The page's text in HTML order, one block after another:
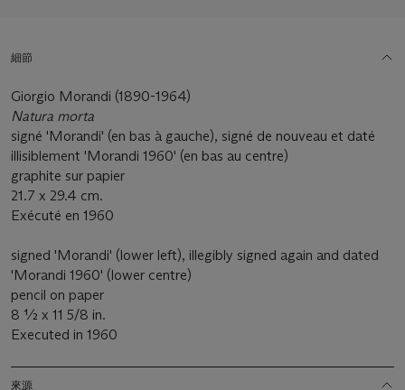
細節
Giorgio Morandi (1890-1964)
Natura morta
signé 'Morandi' (en bas à gauche), signé de nouveau et daté
illisiblement 'Morandi 1960' (en bas au centre)
graphite sur papier
21.7 x 29.4 cm.
Exécuté en 1960
signed 'Morandi' (lower left), illegibly signed again and dated
'Morandi 1960' (lower centre)
pencil on paper
8 ½ x 11 5/8 in.
Executed in 1960
來源